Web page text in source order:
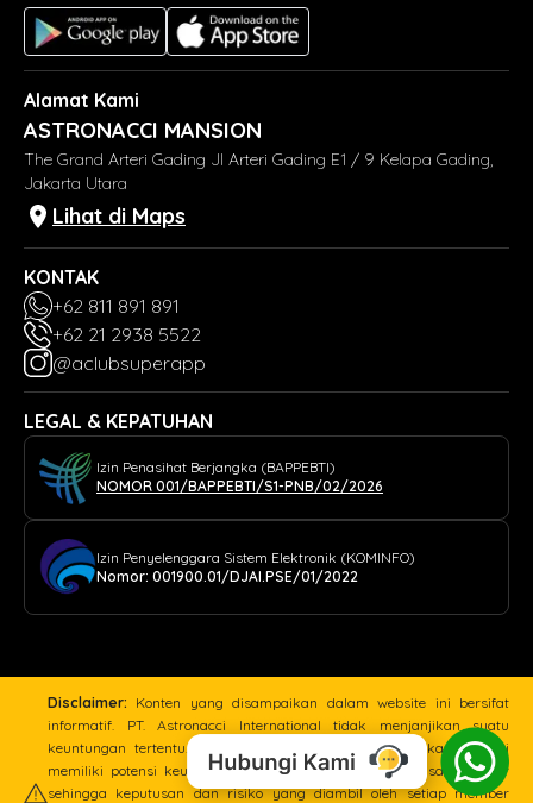
Alamat Kami
ASTRONACCI MANSION
The Grand Arteri Gading Jl Arteri Gading E1 / 9 Kelapa Gading,
Jakarta Utara
Lihat di Maps
KONTAK
+62 811 891 891
+62 21 2938 5522
@aclubsuperapp
LEGAL & KEPATUHAN
Izin Penasihat Berjangka (BAPPEBTI)
NOMOR 001/BAPPEBTI/S1-PNB/02/2026
Izin Penyelenggara Sistem Elektronik (KOMINFO)
Nomor: 001900.01/DJAI.PSE/01/2022
Disclaimer: Konten yang disampaikan dalam website ini bersifat
informatif. PT. Astronacci International tidak menjanjikan suatu
keuntungan tertentu. Dalam Transaksi Pialang Berjangka Komoditi
memiliki potensi keuntungan dan risiko kerugian yang sama besar
sehingga keputusan dan risiko yang diambil oleh setiap member